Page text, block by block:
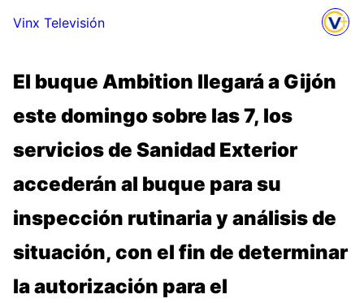
Vinx Televisión
El buque Ambition llegará a Gijón
este domingo sobre las 7, los
servicios de Sanidad Exterior
accederán al buque para su
inspección rutinaria y análisis de
situación, con el fin de determinar
la autorización para el